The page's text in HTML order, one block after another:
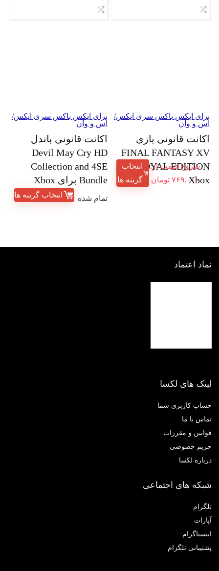
ایکس باکس سری ایکس/
و وان
قانونی بازی
FINAL FANTASY
ROYAL EDITION برای
شروع قیمت از:
۷۶۹,۰۰۰ تومان
انتخاب
گزینه ها
برای ایکس باکس سری ایکس/
اس و وان
اکانت قانونی باندل
Devil May Cry HD
Collection and 4SE
Bundle برای Xbox
تمام شده انتخاب گزینه ها
اعتماد
های لکسا
کاربری شما
با ما
و مقررات
خصوصی
لکسا
های اجتماعی
تلگرام